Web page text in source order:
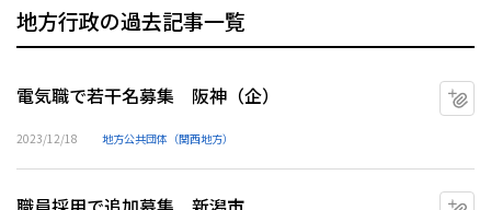
地方行政の過去記事一覧
電気職で若干名募集 阪神（企）
2023/12/18 地方公共団体（関西地方）